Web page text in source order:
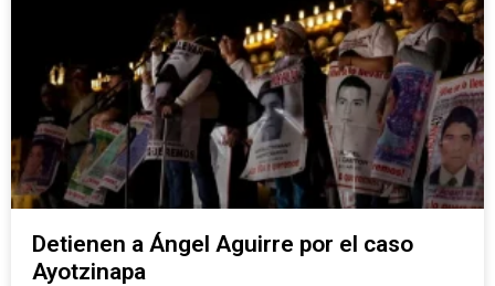
Detienen a Ángel Aguirre por el caso
Ayotzinapa